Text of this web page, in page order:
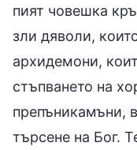
пият човешка
зли дяволи,
архидемони,
стъпването на
препъникамъни,
търсене на Бог.